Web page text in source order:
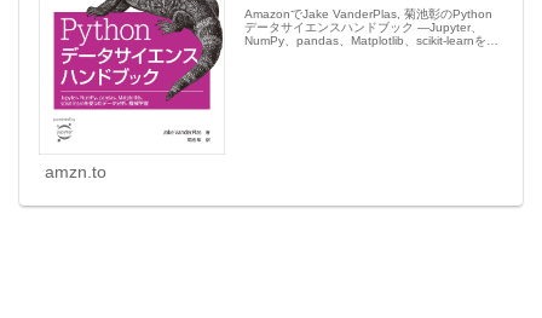
AmazonでJake VanderPlas, 菊池彰のPython
データサイエンスハンドブック ―Jupyter、
NumPy、pandas、Matplotlib、scikit-learnを使
amzn.to